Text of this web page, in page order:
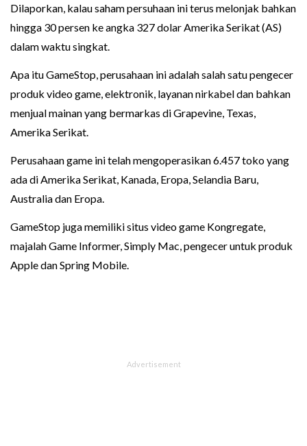
Dilaporkan, kalau saham persuhaan ini terus melonjak bahkan
hingga 30 persen ke angka 327 dolar Amerika Serikat (AS)
dalam waktu singkat.
Apa itu GameStop, perusahaan ini adalah salah satu pengecer
produk video game, elektronik, layanan nirkabel dan bahkan
menjual mainan yang bermarkas di Grapevine, Texas,
Amerika Serikat.
Perusahaan game ini telah mengoperasikan 6.457 toko yang
ada di Amerika Serikat, Kanada, Eropa, Selandia Baru,
Australia dan Eropa.
GameStop juga memiliki situs video game Kongregate,
majalah Game Informer, Simply Mac, pengecer untuk produk
Apple dan Spring Mobile.